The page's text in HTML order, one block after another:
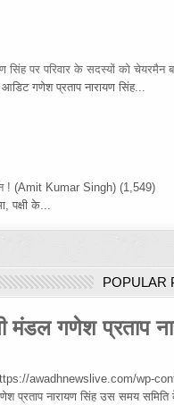
सिंह पर परिवार के सदस्यों को चेयरमैन
गणेश प्रताप नारायण सिंह...
! (Amit Kumar Singh) (1,549)
पक्षी के...
POPULAR
मंडल गणेश प्रताप
awadhnewslive.com/wp-
प्रताप नारायण सिंह उस समय